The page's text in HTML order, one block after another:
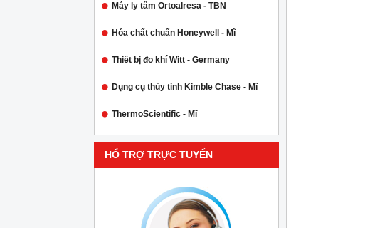
Máy ly tâm Ortoalresa - TBN
Hóa chất chuẩn Honeywell - Mĩ
Thiết bị đo khí Witt - Germany
Dụng cụ thủy tinh Kimble Chase - Mĩ
ThermoScientific - Mĩ
HỔ TRỢ TRỰC TUYẾN